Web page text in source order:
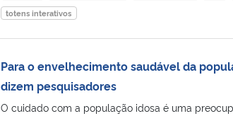
totens interativos
Para o envelhecimento saudável da
dizem pesquisadores
O cuidado com a população idosa é uma